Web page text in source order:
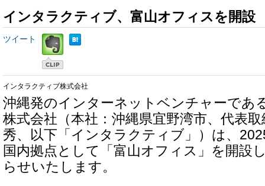
インタラクティブ、富山オフィスを開設
ツイート
インタラクティブ株式会社
沖縄発のインターネットベンチャーであ
株式会社（本社：沖縄県宜野湾市、代表
秀、以下「インタラクティブ」）は、
国内拠点として「富山オフィス」を開設
らせいたします。